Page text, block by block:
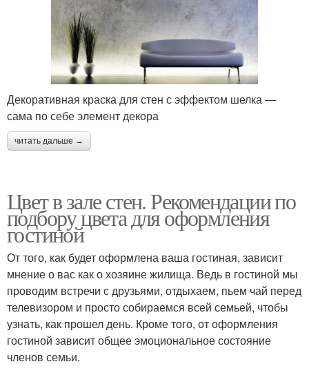
Декоративная краска для стен с эффектом шелка —
сама по себе элемент декора
читать дальше →
Цвет в зале стен. Рекомендации по
подбору цвета для оформления
гостиной
От того, как будет оформлена ваша гостиная, зависит
мнение о вас как о хозяине жилища. Ведь в гостиной мы
проводим встречи с друзьями, отдыхаем, пьем чай перед
телевизором и просто собираемся всей семьей, чтобы
узнать, как прошел день. Кроме того, от оформления
гостиной зависит общее эмоциональное состояние
членов семьи.